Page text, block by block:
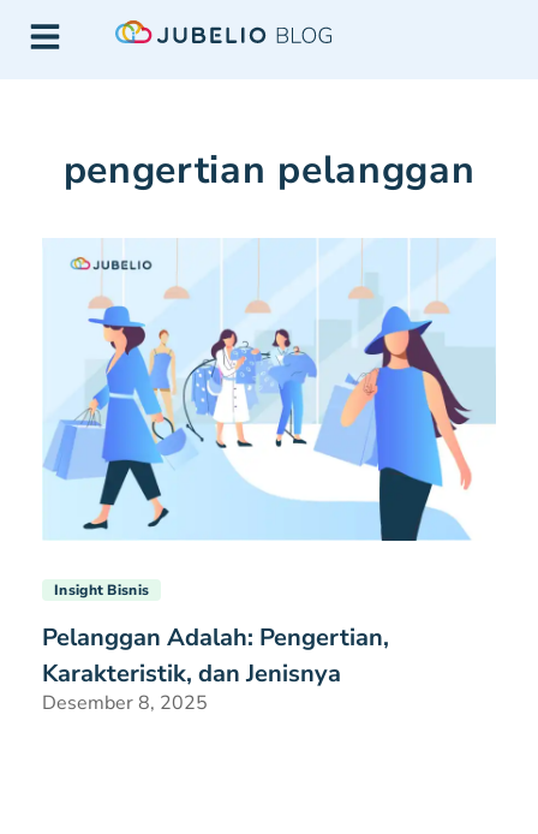
pengertian pelanggan
Insight Bisnis
Pelanggan Adalah: Pengertian,
Karakteristik, dan Jenisnya
Desember 8, 2025